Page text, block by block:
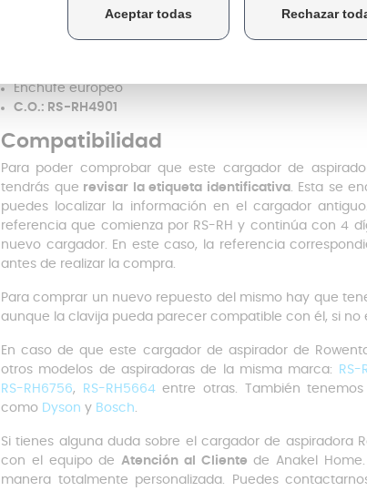
Material: Plástico
Color: Blanco
Enchufe europeo
C.O.: RS-RH4901
Compatibilidad
Para poder comprobar que este cargador de
tendrás que revisar la etiqueta identificativa. Esta se
puedes localizar la información en el cargador
referencia que comienza por RS-RH y continúa con 4
nuevo cargador. En este caso, la referencia
antes de realizar la compra.
Para comprar un nuevo repuesto del mismo hay que
aunque la clavija pueda parecer compatible con él, si
En caso de que este cargador de aspirador de
otros modelos de aspiradoras de la misma marca:
RS-
RS-RH6756, RS-RH5664entre otras. También
como Dyson y Bosch
Si tienes alguna duda sobre el cargador de aspiradora
con el equipo de Atención al Cliente de Anakel
manera totalmente personalizada. Puedes